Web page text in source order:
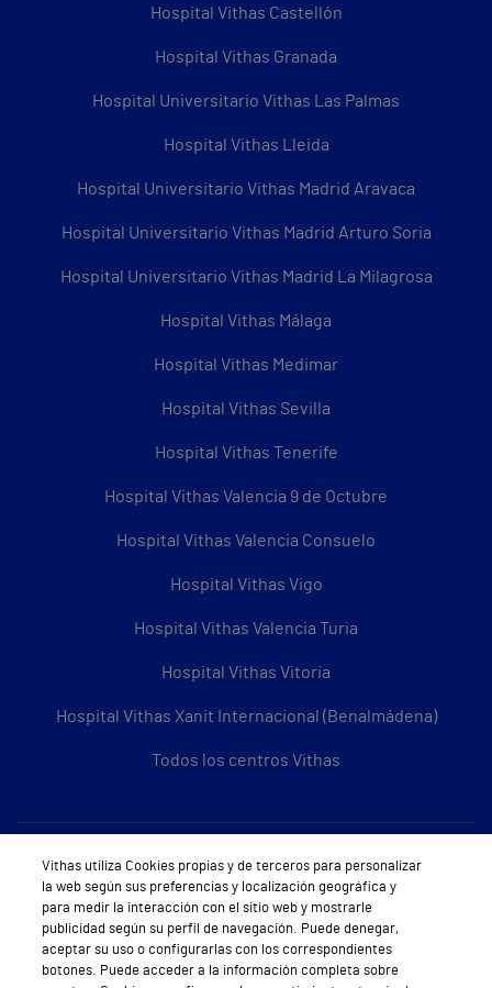
Hospital Vithas Castellón
Hospital Vithas Granada
Hospital Universitario Vithas Las Palmas
Hospital Vithas Lleida
Hospital Universitario Vithas Madrid Aravaca
Hospital Universitario Vithas Madrid Arturo Soria
Hospital Universitario Vithas Madrid La Milagrosa
Hospital Vithas Málaga
Hospital Vithas Medimar
Hospital Vithas Sevilla
Hospital Vithas Tenerife
Hospital Vithas Valencia 9 de Octubre
Hospital Vithas Valencia Consuelo
Hospital Vithas Vigo
Hospital Vithas Valencia Turia
Hospital Vithas Vitoria
Hospital Vithas Xanit Internacional (Benalmádena)
Todos los centros Vithas
Sobre Vithas
Quiénes somos
Trabajar en Vithas
Vithas utiliza Cookies propias y de terceros para personalizar
la web según sus preferencias y localización geográfica y
para medir la interacción con el sitio web y mostrarle
publicidad según su perfil de navegación. Puede denegar,
aceptar su uso o configurarlas con los correspondientes
botones. Puede acceder a la información completa sobre